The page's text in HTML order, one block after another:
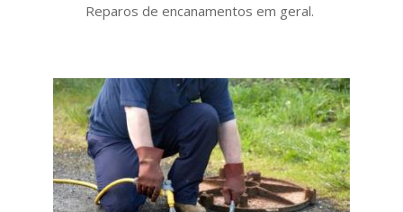
Reparos de encanamentos em geral.